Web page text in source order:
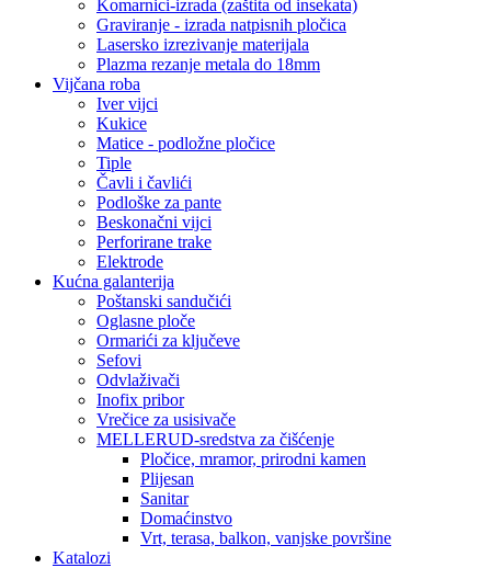
Komarnici-izrada (zaštita od insekata)
Graviranje - izrada natpisnih pločica
Lasersko izrezivanje materijala
Plazma rezanje metala do 18mm
Vijčana roba
Iver vijci
Kukice
Matice - podložne pločice
Tiple
Čavli i čavlići
Podloške za pante
Beskonačni vijci
Perforirane trake
Elektrode
Kućna galanterija
Poštanski sandučići
Oglasne ploče
Ormarići za ključeve
Sefovi
Odvlaživači
Inofix pribor
Vrečice za usisivače
MELLERUD-sredstva za čišćenje
Pločice, mramor, prirodni kamen
Plijesan
Sanitar
Domaćinstvo
Vrt, terasa, balkon, vanjske površine
Katalozi